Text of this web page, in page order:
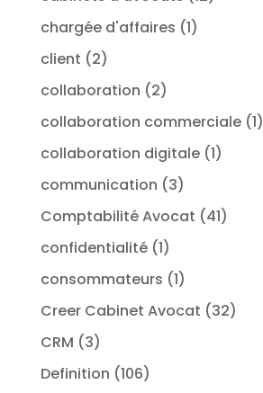
chargée d'affaires (1)
client (2)
collaboration (2)
collaboration commerciale(1)
collaboration digitale(1)
communication (3)
Comptabilité Avocat (41)
confidentialité(1)
consommateurs (1)
Creer Cabinet Avocat (32)
CRM (3)
Definition (106)